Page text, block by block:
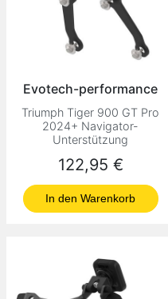
Evotech-performance
Triumph Tiger 900 GT Pro
2024+ Navigator-
Unterstützung
Preis
122,95 €
In den Warenkorb